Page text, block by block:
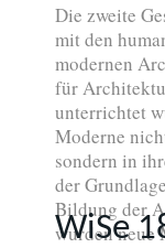
Die zweite
mit den
modernen
für
unterrichtet
Moderne
sondern in
der
Bildung der
wurden
WiSe